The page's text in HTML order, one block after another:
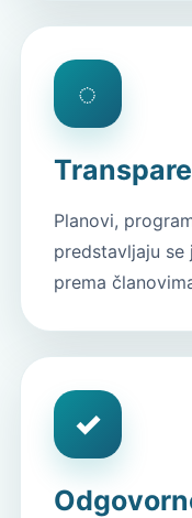
◌
Planovi,
predstavljaju
prema
✓